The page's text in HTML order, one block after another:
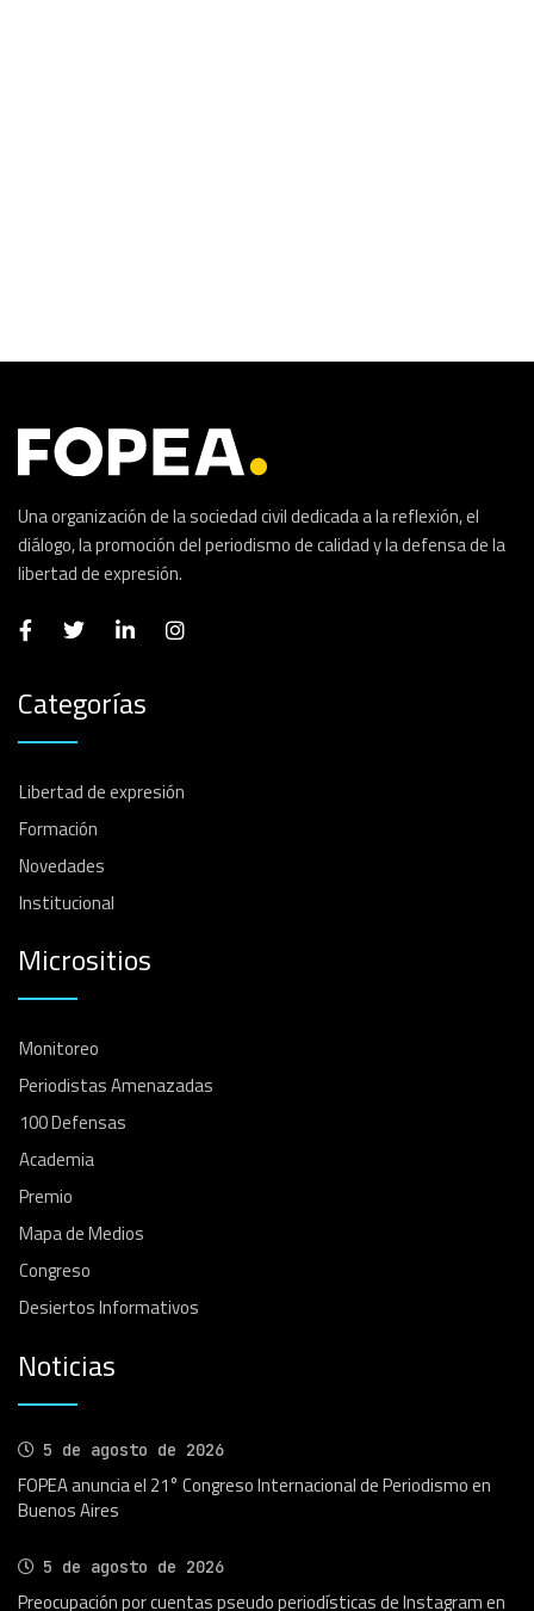
Una organización de la sociedad civil dedicada a la reflexión, el
diálogo, la promoción del periodismo de calidad y la defensa de la
libertad de expresión.
Categorías
Libertad de expresión
Formación
Novedades
Institucional
Micrositios
Monitoreo
Periodistas Amenazadas
100 Defensas
Academia
Premio
Mapa de Medios
Congreso
Desiertos Informativos
Noticias
5 de agosto de 2026
FOPEA anuncia el 21° Congreso Internacional de Periodismo en
Buenos Aires
5 de agosto de 2026
Preocupación por cuentas pseudo periodísticas de Instagram en